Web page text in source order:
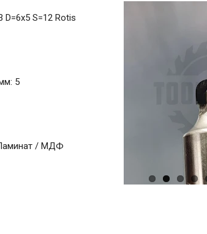
D=6х5 S=12 Rotis
5
/ МДФ